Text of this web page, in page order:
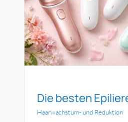
Die besten
Haarwachstum- und Reduktion